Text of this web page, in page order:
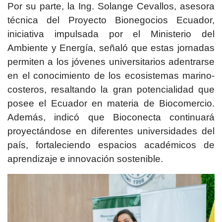
Por su parte, la Ing. Solange Cevallos, asesora
técnica del Proyecto Bionegocios Ecuador,
iniciativa impulsada por el Ministerio del
Ambiente y Energía, señaló que estas jornadas
permiten a los jóvenes universitarios adentrarse
en el conocimiento de los ecosistemas marino-
costeros, resaltando la gran potencialidad que
posee el Ecuador en materia de Biocomercio.
Además, indicó que Bioconecta continuará
proyectándose en diferentes universidades del
país, fortaleciendo espacios académicos de
aprendizaje e innovación sostenible.